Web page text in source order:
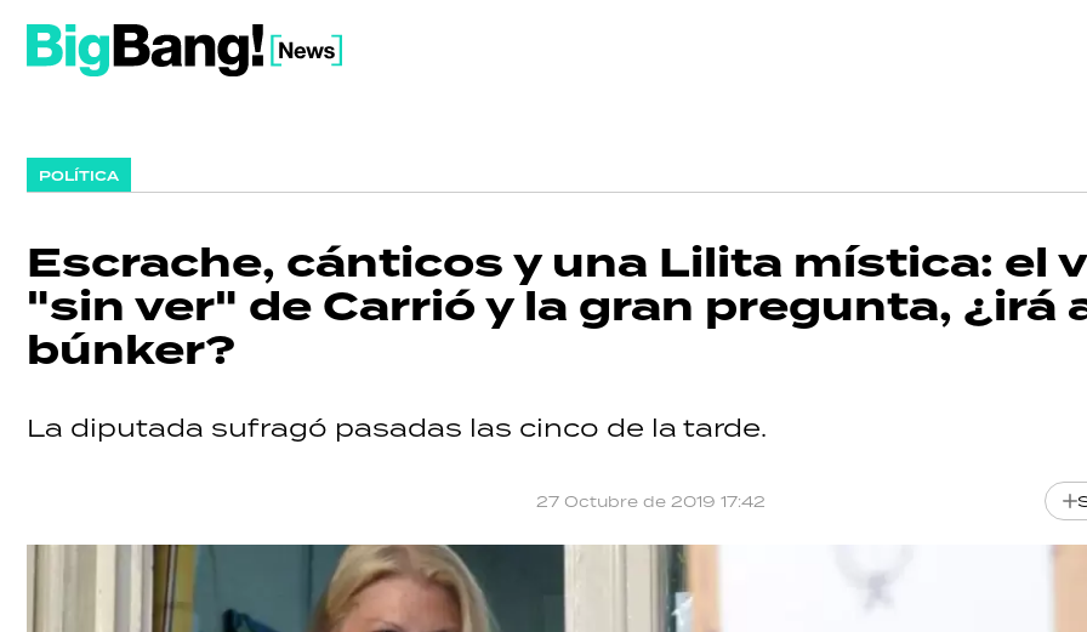
POLÍTICA
Escrache, cánticos y una Lilita mística: el
"sin ver" de Carrió y la gran pregunta, ¿irá
búnker?
La diputada sufragó pasadas las cinco de la tarde.
27 Octubre de 2019 17:42